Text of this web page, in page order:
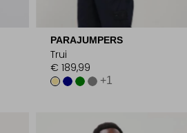
PARAJUMPERS
Trui
€ 189,99
+1